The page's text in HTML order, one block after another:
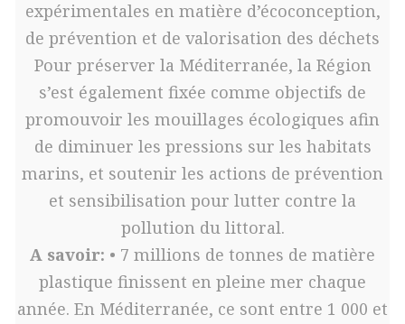
expérimentales en matière d’écoconception,
de prévention et de valorisation des déchets
Pour préserver la Méditerranée, la Région
s’est également fixée comme objectifs de
promouvoir les mouillages écologiques afin
de diminuer les pressions sur les habitats
marins, et soutenir les actions de prévention
et sensibilisation pour lutter contre la
pollution du littoral.
A savoir: • 7 millions de tonnes de matière
plastique finissent en pleine mer chaque
année. En Méditerranée, ce sont entre 1 000 et